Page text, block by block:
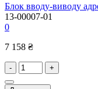
Блок вводу-виводу
13-00007-01
0
7 158 ₴
- +